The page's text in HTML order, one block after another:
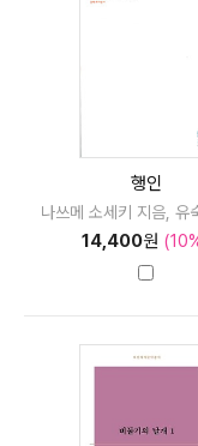
행인
나쓰메 소세키 지음, 유
14,400원